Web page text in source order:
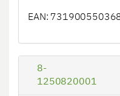
EAN:
8-
1250820001